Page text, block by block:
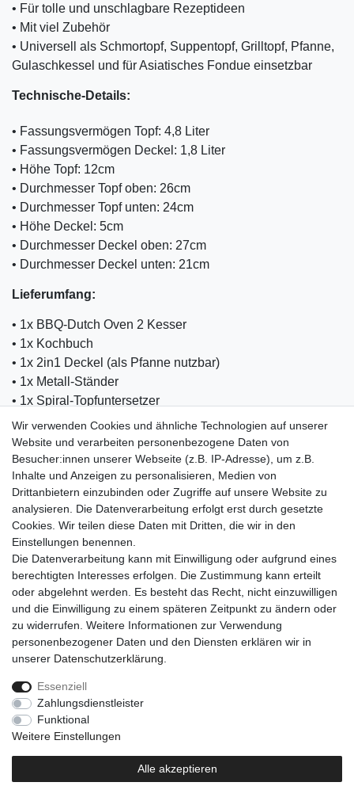
• Für tolle und unschlagbare Rezeptideen
• Mit viel Zubehör
• Universell als Schmortopf, Suppentopf, Grilltopf, Pfanne,
Gulaschkessel und für Asiatisches Fondue einsetzbar
Technische-Details:
• Fassungsvermögen Topf: 4,8 Liter
• Fassungsvermögen Deckel: 1,8 Liter
• Höhe Topf: 12cm
• Durchmesser Topf oben: 26cm
• Durchmesser Topf unten: 24cm
• Höhe Deckel: 5cm
• Durchmesser Deckel oben: 27cm
• Durchmesser Deckel unten: 21cm
Lieferumfang:
• 1x BBQ-Dutch Oven 2 Kesser
• 1x Kochbuch
• 1x 2in1 Deckel (als Pfanne nutzbar)
• 1x Metall-Ständer
• 1x Spiral-Topfuntersetzer
• 1x Silikongriffe
• 1x Robuste Tragetasche
• 1x Bedienungsanleitung
Einkaufen
Zahlungsarten
Versandarten & -kosten
Warenkorb
Mein Konto
Anmelden
Registrieren
Unternehmen
Kontakt
Impressum
Wir verwenden Cookies und ähnliche Technologien auf unserer
Website und verarbeiten personenbezogene Daten von
Besucher:innen unserer Webseite (z.B. IP-Adresse), um z.B.
Inhalte und Anzeigen zu personalisieren, Medien von
Drittanbietern einzubinden oder Zugriffe auf unsere Website zu
analysieren. Die Datenverarbeitung erfolgt erst durch gesetzte
Cookies. Wir teilen diese Daten mit Dritten, die wir in den
Einstellungen benennen.
Die Datenverarbeitung kann mit Einwilligung oder aufgrund eines
berechtigten Interesses erfolgen. Die Zustimmung kann erteilt
oder abgelehnt werden. Es besteht das Recht, nicht einzuwilligen
und die Einwilligung zu einem späteren Zeitpunkt zu ändern oder
zu widerrufen. Weitere Informationen zur Verwendung
personenbezogener Daten und den Diensten erklären wir in
unserer Daten­schutz­erklärung
Essenziell
Zahlungsdienstleister
Funktional
Weitere Einstellungen
Alle akzeptieren